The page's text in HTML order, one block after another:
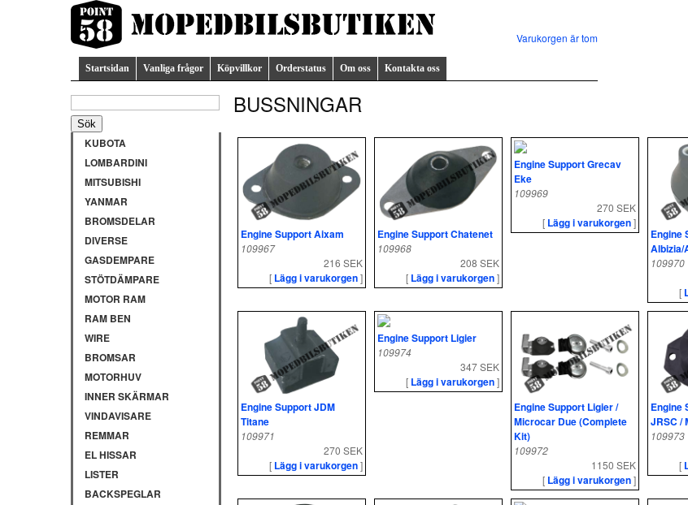
Varukorgen är tom
Startsidan Vanliga frågor Köpvillkor Orderstatus Om oss Kontakta oss
KUBOTA
LOMBARDINI
MITSUBISHI
YANMAR
BROMSDELAR
DIVERSE
GASDEMPARE
STÖTDÄMPARE
MOTOR RAM
RAM BEN
WIRE
BROMSAR
MOTORHUV
INNER SKÄRMAR
VINDAVISARE
REMMAR
EL HISSAR
LISTER
BACKSPEGLAR
BUSSNINGAR
Engine Support Aixam
109967
216 SEK
[ Lägg i varukorgen]
Engine Support Chatenet
109968
208 SEK
[ Lägg i varukorgen]
Engine Support Grecav
Eke
109969
270 SEK
[ Lägg i varukorgen]
Engine
Albizia/
109970
[
Engine Support JDM
Titane
109971
270 SEK
[ Lägg i varukorgen]
Engine Support Ligier
109974
347 SEK
[ Lägg i varukorgen]
Engine Support Ligier /
Microcar Due (Complete
Kit)
109972
1150 SEK
[ Lägg i varukorgen]
Engine
JRSC /
109973
[